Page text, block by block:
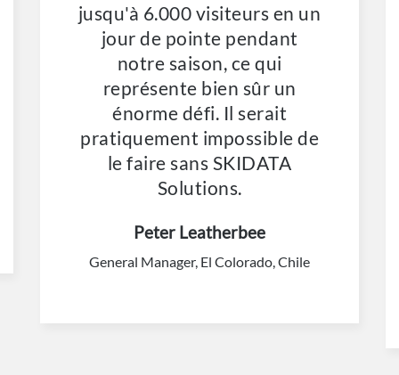
jusqu'à 6.000 visiteurs en un
jour de pointe pendant
notre saison, ce qui
représente bien sûr un
énorme défi. Il serait
pratiquement impossible de
le faire sans SKIDATA
Solutions.
Peter Leatherbee
General Manager, El Colorado, Chile